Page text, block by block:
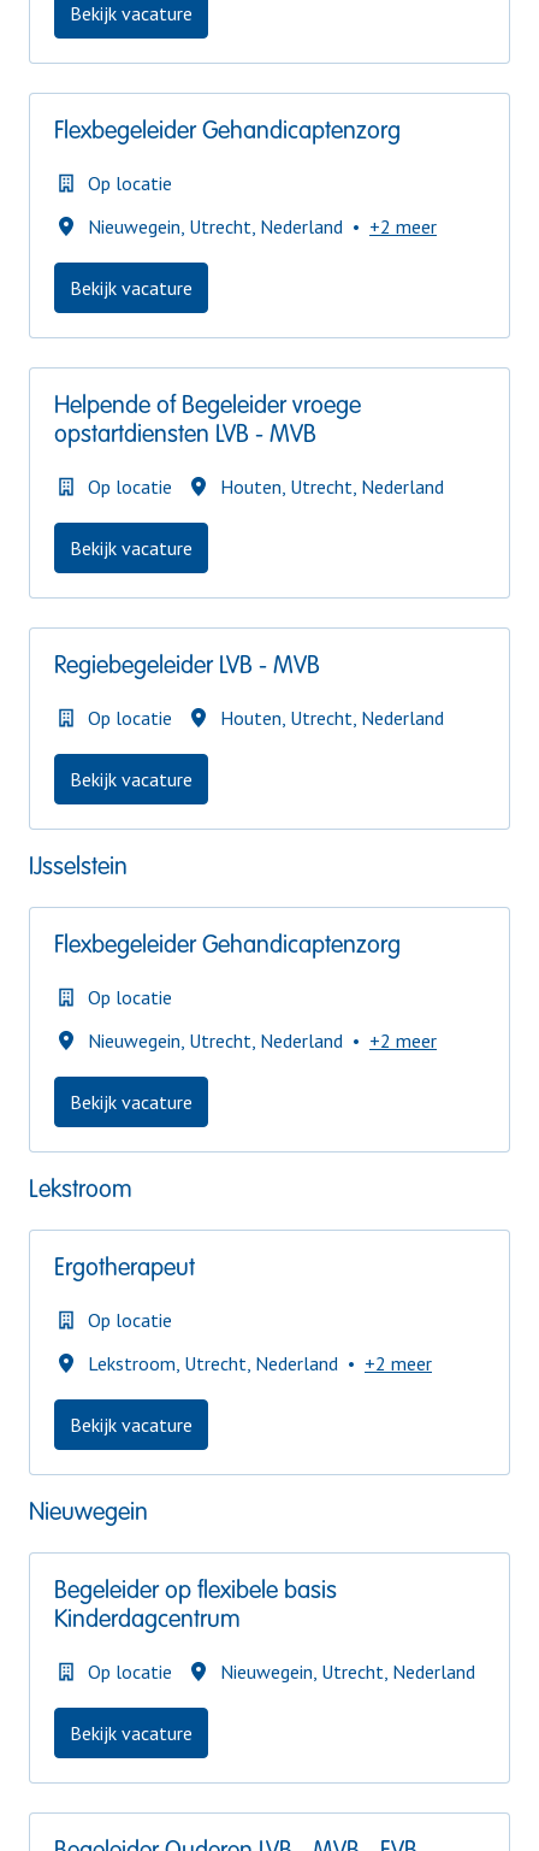
Bekijk vacature
Flexbegeleider Gehandicaptenzorg
Op locatie
Nieuwegein, Utrecht, Nederland • +2 meer
Bekijk vacature
Helpende of Begeleider vroege
opstartdiensten LVB - MVB
Op locatie Houten, Utrecht, Nederland
Bekijk vacature
Regiebegeleider LVB - MVB
Op locatie Houten, Utrecht, Nederland
Bekijk vacature
IJsselstein
Flexbegeleider Gehandicaptenzorg
Op locatie
Nieuwegein, Utrecht, Nederland • +2 meer
Bekijk vacature
Lekstroom
Ergotherapeut
Op locatie
Lekstroom, Utrecht, Nederland • +2 meer
Bekijk vacature
Nieuwegein
Begeleider op flexibele basis
Kinderdagcentrum
Op locatie Nieuwegein, Utrecht, Nederland
Bekijk vacature